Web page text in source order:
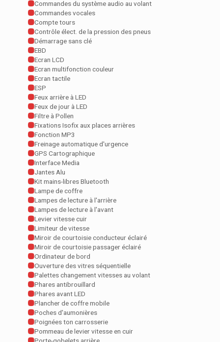
Commandes du système audio au volant
Commandes vocales
Compte tours
Contrôle élect. de la pression des pneus
Démarrage sans clé
EBD
Ecran LCD
Ecran multifonction couleur
Ecran tactile
ESP
Feux arrière à LED
Feux de jour à LED
Filtre à Pollen
Fixations Isofix aux places arrières
Fonction MP3
Freinage automatique d'urgence
GPS Cartographique
Interface Media
Jantes Alu
Kit mains-libres Bluetooth
Lampe de coffre
Lampes de lecture à l'arrière
Lampes de lecture à l'avant
Levier vitesse cuir
Limiteur de vitesse
Miroir de courtoisie conducteur éclairé
Miroir de courtoisie passager éclairé
Ordinateur de bord
Ouverture des vitres séquentielle
Palettes changement vitesses au volant
Phares antibrouillard
Phares avant LED
Plancher de coffre mobile
Poches d'aumonières
Poignées ton carrosserie
Pommeau de levier vitesse en cuir